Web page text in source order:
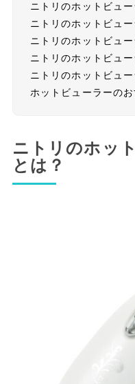
ニトリのホットビュ
ニトリのホットビュ
ニトリのホットビュ
ニトリのホットビュ
ニトリのホットビュ
ホットビューラーの
ニトリのホッ
とは？